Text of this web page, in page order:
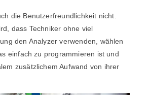
die Benutzerfreundlichkeit nicht.
dass Techniker ohne viel
den Analyzer verwenden, wählen
einfach zu programmieren ist und
zusätzlichem Aufwand von ihrer